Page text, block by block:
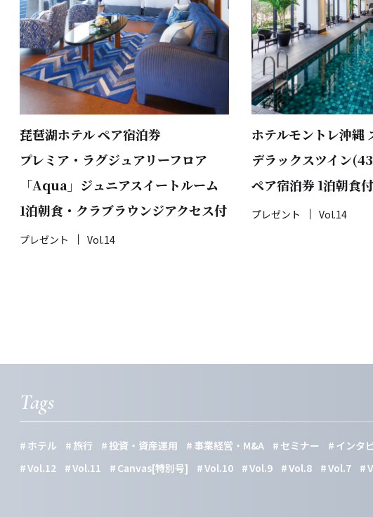
琵琶湖ホテル ペア宿泊券
プレミア・ラグジュアリーフロア
「Aqua」ジュニアスイートルーム
1泊朝食・クラブラウンジアクセス付
プレゼント Vol.14
ホテルモントレ沖縄
デラックスツイン
ペア宿泊券 1泊朝食付
プレゼント Vol.14
Tags
ホテル 旅行 投資・資産運用 事業経営・M&A セミナー インタ
Vol.12
Vol.11 Canvas[特別号] Vol.10 Vol.9 Vol.8 Vol.7